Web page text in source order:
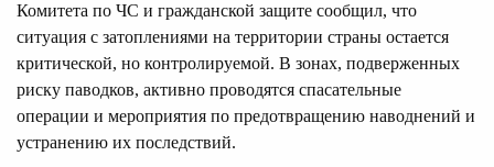
Комитета по ЧС и гражданской защите сообщил, что
ситуация с затоплениями на территории страны остается
критической, но контролируемой. В зонах, подверженных
риску паводков, активно проводятся спасательные
операции и мероприятия по предотвращению наводнений и
устранению их последствий.